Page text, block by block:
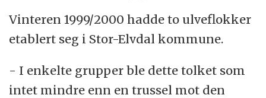
Vinteren 1999/2000 hadde to ulveflokker
etablert seg i Stor-Elvdal kommune.
- I enkelte grupper ble dette tolket som
intet mindre enn en trussel mot den